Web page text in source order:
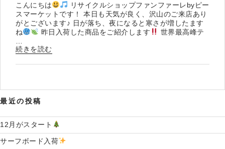
こんにちは
リサイクルショップファンファーレbyピー
スマーケットです！ 本日も天気が良く、沢山のご来店あり
がとございます♪ 日が落ち、夜になると寒さが増したます
ね
昨日入荷した商品をご紹介します
世界最高峰テ
“SEIKO
世
界
モ
デ
入
荷
続きを読む
最近の投稿
12月がスタート
サーフボード入荷